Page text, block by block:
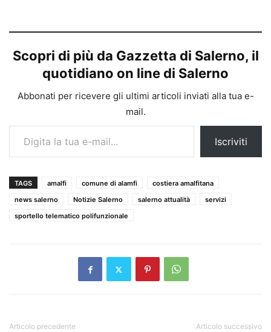
Scopri di più da Gazzetta di Salerno, il
quotidiano on line di Salerno
Abbonati per ricevere gli ultimi articoli inviati alla tua e-
mail.
Digita la tua e-mail...
Iscriviti
TAGS amalfi comune di alamfi
costiera amalfitana
news salerno
Notizie Salerno salerno attualità
servizi
sportello telematico polifunzionale
Articolo precedente Articolo successivo